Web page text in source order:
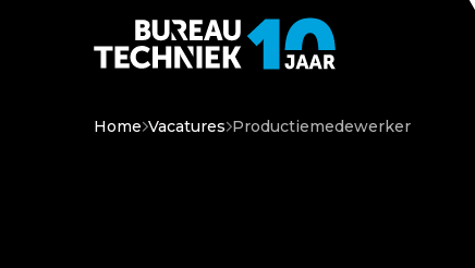
Home Vacatures Productiemedewerker